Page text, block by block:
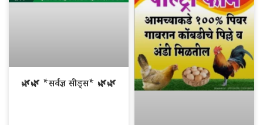
🌿🌿 *सर्वज्ञ सीड्स* 🌿🌿